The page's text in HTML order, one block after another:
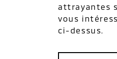
attrayantes
vous
ci-dessus.